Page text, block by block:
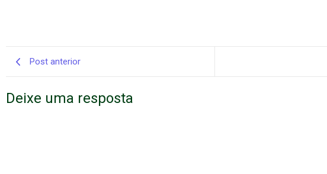
Post anterior
Deixe uma resposta